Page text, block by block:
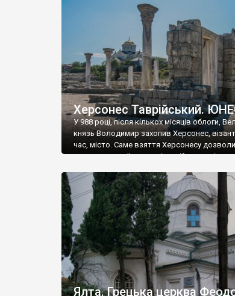
візантійської доби. Раритети викрадені з
культурної спадщини ЮНЕСКО «Херсонеса
Офіційно – на виставку «Золото Візантії»,
влада в Україні вважають це лише […]
Херсонес Таврійський.
У 988 році, після кількох місяців облоги,
князь Володимир захопив Херсонес,
час, місто. Саме взяття Херсонесу
диктувати свої умови візантійському
Херсонесі Володимир-язичник, став
християнином. А потім було Хрещення Русі.
Херсонесу Таврійського названо місто […]
Ялта. Грецька церква